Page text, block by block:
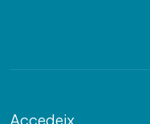
Accedeix